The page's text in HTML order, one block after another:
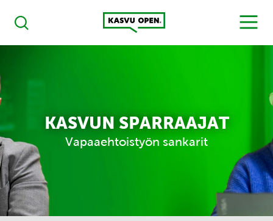
Haku
Kasvu Open
MENU
KASVUN SPARRAAJAT
Vapaaehtoistyön sankarit